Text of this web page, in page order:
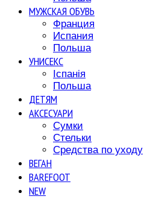
МУЖСКАЯ ОБУВЬ
Франция
Испания
Польша
УНИСЕКС
Іспанія
Польша
ДЕТЯМ
АКСЕСУАРИ
Сумки
Стельки
Средства по уходу
ВЕГАН
BAREFOOT
NEW